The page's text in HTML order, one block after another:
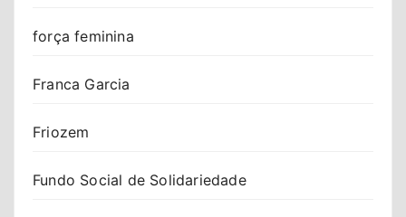
força feminina
Franca Garcia
Friozem
Fundo Social de Solidariedade